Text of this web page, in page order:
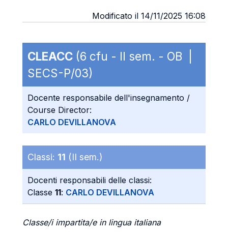
Modificato il 14/11/2025 16:08
CLEACC (6 cfu - II sem. - OB |
SECS-P/03)
Docente responsabile dell'insegnamento /
Course Director:
CARLO DEVILLANOVA
Classi: 11 (II sem.)
Docenti responsabili delle classi:
Classe 11: CARLO DEVILLANOVA
Classe/i impartita/e in lingua italiana